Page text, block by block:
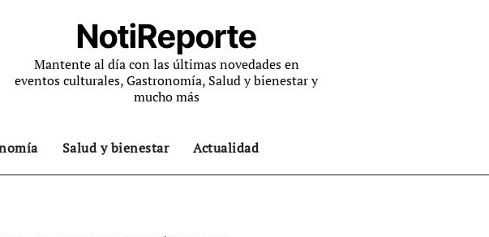
NotiReporte
Mantente al día con las últimas novedades en
eventos culturales, Gastronomía, Salud y bienestar y
mucho más
Salud y bienestar Actualidad